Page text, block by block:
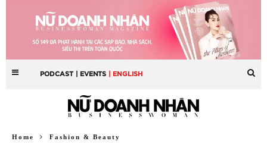
PODCAST | EVENTS | ENGLISH
Home Fashion & Beauty